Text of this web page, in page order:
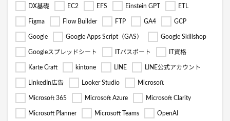
DX基礎 EC2 EFS Einstein GPT ETL
Figma Flow Builder FTP GA4 GCP
Google Google Apps Script（GAS） Google Skillshop
Googleスプレッドシート ITパスポート IT資格
Karte Craft kintone LINE LINE公式アカウント
LinkedIn広告 Looker Studio Microsoft
Microsoft 365 Microsoft Azure Microsoft Clarity
Microsoft Planner Microsoft Teams OpenAI